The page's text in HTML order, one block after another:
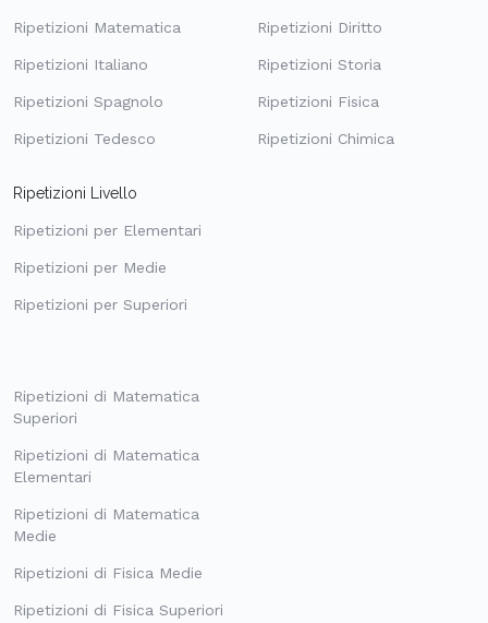
Ripetizioni Matematica
Ripetizioni Italiano
Ripetizioni Spagnolo
Ripetizioni Tedesco
Ripetizioni Diritto
Ripetizioni Storia
Ripetizioni Fisica
Ripetizioni Chimica
Ripetizioni Livello
Ripetizioni per Elementari
Ripetizioni per Medie
Ripetizioni per Superiori
Ripetizioni di Matematica
Superiori
Ripetizioni di Matematica
Elementari
Ripetizioni di Matematica
Medie
Ripetizioni di Fisica Medie
Ripetizioni di Fisica Superiori